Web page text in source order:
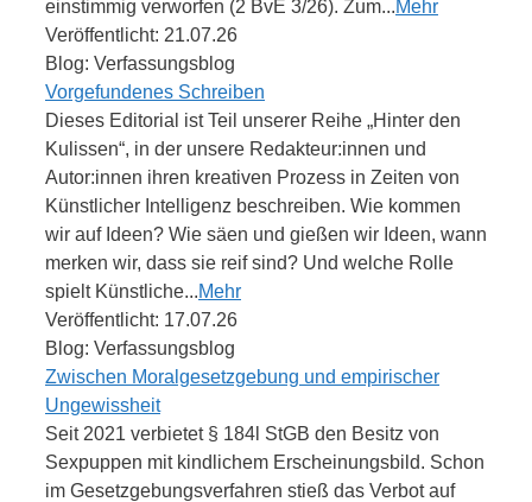
einstimmig verworfen (2 BvE 3/26). Zum...Mehr
Veröffentlicht: 21.07.26
Blog: Verfassungsblog
Vorgefundenes Schreiben
Dieses Editorial ist Teil unserer Reihe „Hinter den
Kulissen“, in der unsere Redakteur:innen und
Autor:innen ihren kreativen Prozess in Zeiten von
Künstlicher Intelligenz beschreiben. Wie kommen
wir auf Ideen? Wie säen und gießen wir Ideen, wann
merken wir, dass sie reif sind? Und welche Rolle
spielt Künstliche...Mehr
Veröffentlicht: 17.07.26
Blog: Verfassungsblog
Zwischen Moralgesetzgebung und empirischer
Ungewissheit
Seit 2021 verbietet § 184l StGB den Besitz von
Sexpuppen mit kindlichem Erscheinungsbild. Schon
im Gesetzgebungsverfahren stieß das Verbot auf